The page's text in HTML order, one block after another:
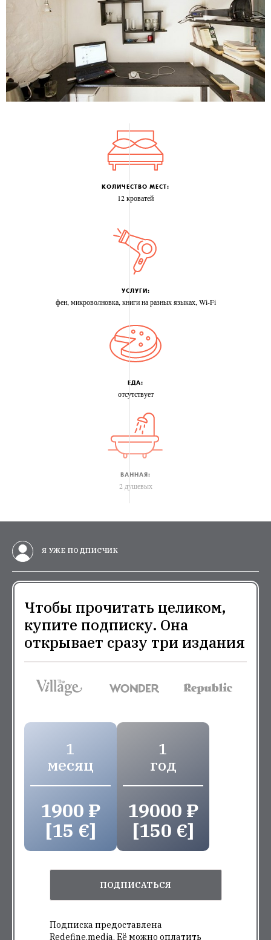
КОЛИЧЕСТВО МЕСТ:
12 кроватей
УСЛУГИ:
фен, микроволновка, книги на разных языках, Wi-Fi
ЕДА:
отсутствует
ВАННАЯ:
2 душевых
Я УЖЕ ПОДПИСЧИК
Чтобы прочитать целиком,
купите подписку. Она
открывает сразу три издания
1
месяц
1900 ₽
[15 €]
1
год
19000 ₽
[150 €]
ПОДПИСАТЬСЯ
Подписка предоставлена
Redefine.media. Её можно оплатить